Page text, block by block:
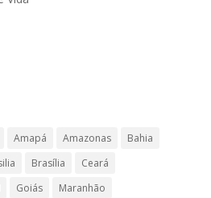
Amapá Amazonas
Bahia
Brasília
Ceará
Goiás
Maranhão